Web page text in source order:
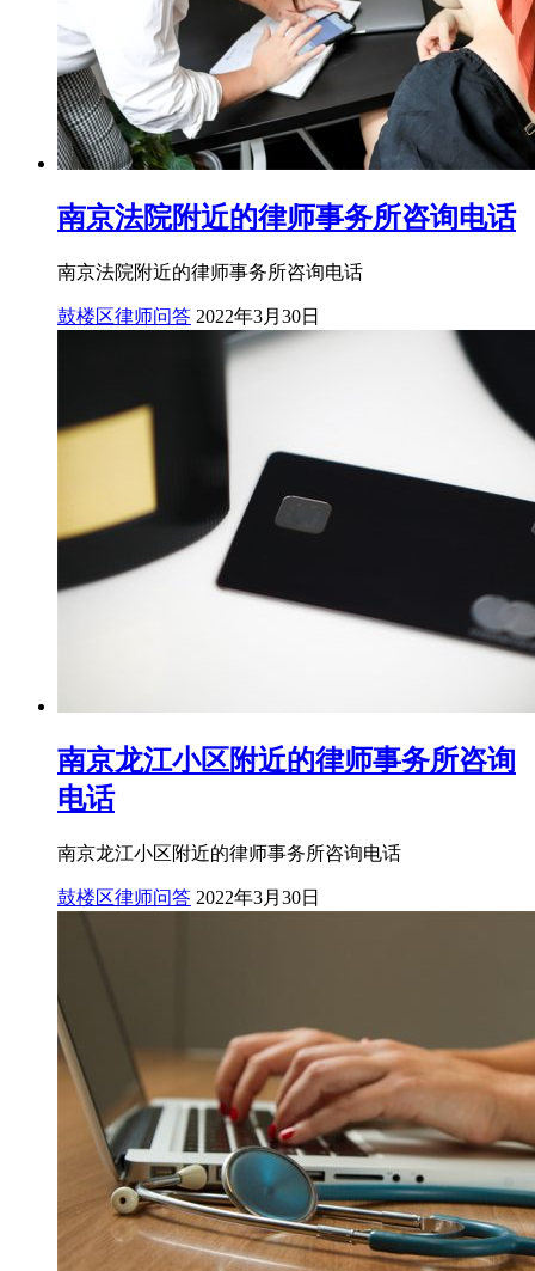
南京法院附近的律师事务所咨询电话
南京法院附近的律师事务所咨询电话
鼓楼区律师问答 2022年3月30日
南京龙江小区附近的律师事务所咨询
电话
南京龙江小区附近的律师事务所咨询电话
鼓楼区律师问答 2022年3月30日